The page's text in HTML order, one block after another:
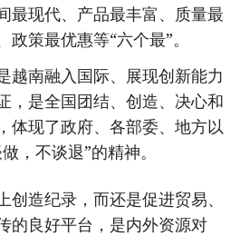
最现代、产品最丰富、质量最
策最优惠等“六个最”。
越南融入国际、展现创新能力
，是全国团结、创造、决心和
体现了政府、各部委、地方以
，不谈退”的精神。
造纪录，而还是促进贸易、
的良好平台，是内外资源对